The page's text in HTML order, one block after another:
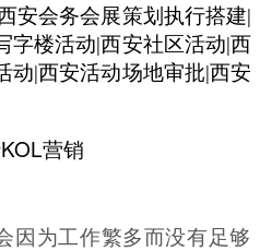
安会务会展策划执行搭建|
字楼活动|西安社区活动|西
动|西安活动场地审批|西安
KOL营销
因为工作繁多而没有足够